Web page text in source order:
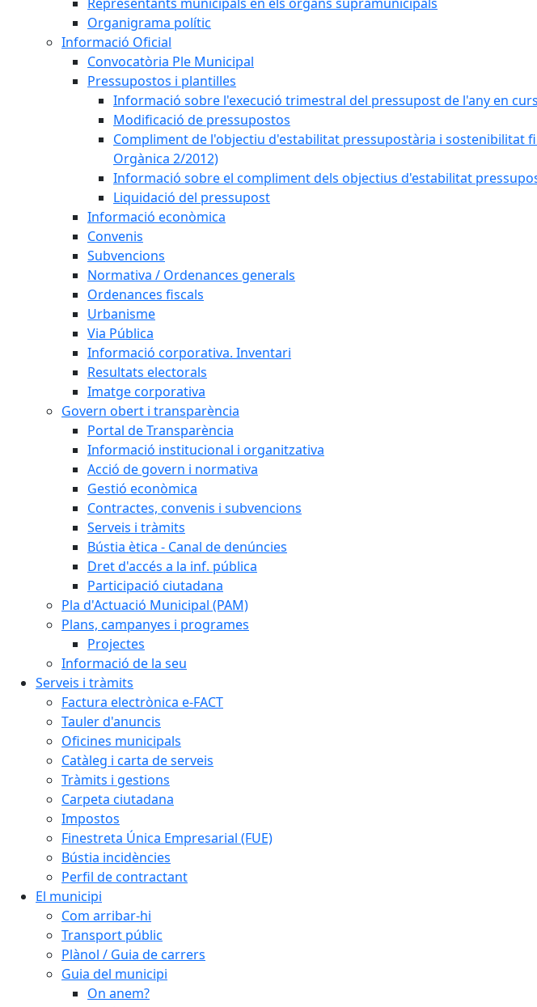
Organigrama polític
Informació Oficial
Convocatòria Ple Municipal
Pressupostos i plantilles
Informació sobre l'execució trimestral del pressupost de l'any en curs
Modificació de pressupostos
Compliment de l'objectiu d'estabilitat pressupostària i sostenibilitat
Orgànica 2/2012)
Informació sobre el compliment dels objectius d'estabilitat
Liquidació del pressupost
Informació econòmica
Convenis
Subvencions
Normativa / Ordenances generals
Ordenances fiscals
Urbanisme
Via Pública
Informació corporativa. Inventari
Resultats electorals
Imatge corporativa
Govern obert i transparència
Portal de Transparència
Informació institucional i organitzativa
Acció de govern i normativa
Gestió econòmica
Contractes, convenis i subvencions
Serveis i tràmits
Bústia ètica - Canal de denúncies
Dret d'accés a la inf. pública
Participació ciutadana
Pla d'Actuació Municipal (PAM)
Plans, campanyes i programes
Projectes
Informació de la seu
Serveis i tràmits
Factura electrònica e-FACT
Tauler d'anuncis
Oficines municipals
Catàleg i carta de serveis
Tràmits i gestions
Carpeta ciutadana
Impostos
Finestreta Única Empresarial (FUE)
Bústia incidències
Perfil de contractant
El municipi
Com arribar-hi
Transport públic
Plànol / Guia de carrers
Guia del municipi
On anem?